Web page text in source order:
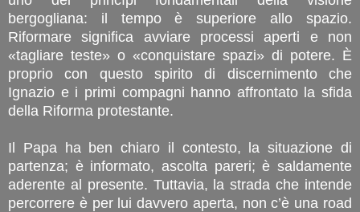
bergogliana: il tempo è superiore allo spazio.
Riformare significa avviare processi aperti e non
«tagliare teste» o «conquistare spazi» di potere. È
proprio con questo spirito di discernimento che
Ignazio e i primi compagni hanno affrontato la sfida
della Riforma protestante.
Il Papa ha ben chiaro il contesto, la situazione di
partenza; è informato, ascolta pareri; è saldamente
aderente al presente. Tuttavia, la strada che intende
percorrere è per lui davvero aperta, non c’è una road